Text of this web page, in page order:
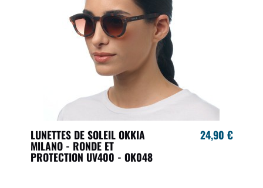
LUNETTES DE SOLEIL OKKIA
MILANO - RONDE ET
PROTECTION UV400 - OK048
24,90 €